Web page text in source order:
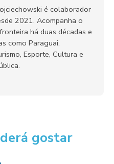
é colaborador
2021. Acompanha o
há duas décadas e
como Paraguai,
Esporte, Cultura e
gostar